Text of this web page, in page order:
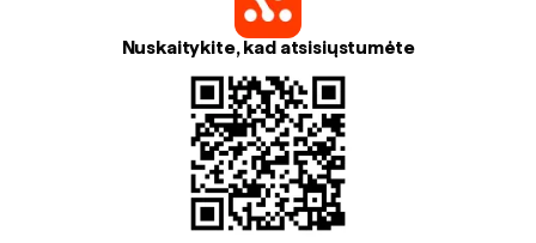
Nuskaitykite, kad atsisiųstumėte